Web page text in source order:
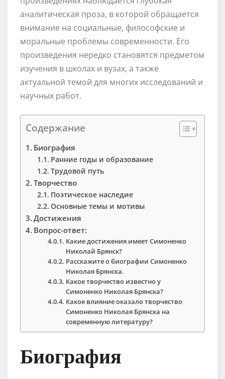
аналитическая проза, в которой обращается
внимание на социальные, философские и
моральные проблемы современности. Его
произведения нередко становятся предметом
изучения в школах и вузах, а также
актуальной темой для многих исследований и
научных работ.
Содержание
Биография
Ранние годы и образование
Трудовой путь
Творчество
Поэтическое наследие
Основные темы и мотивы
Достижения
Вопрос-ответ:
Какие достижения имеет Симоненко
Николай Брянск?
Расскажите о биографии Симоненко
Николая Брянска.
Какое творчество известно у
Симоненко Николая Брянска?
Какое влияние оказало творчество
Симоненко Николая Брянска на
современную литературу?
Биография